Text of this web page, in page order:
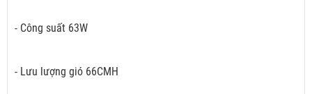
- Công suất 63W
- Lưu lượng gió 66CMH